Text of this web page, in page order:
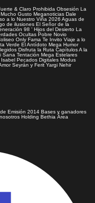
& Claro Prohibida Obsesión La
Mucho Gusto Meganoticias Dale
a lo Nuestro Viña 2026 Aguas de
de ilusiones El Señor de la
98 ' Hijos del Desierto La
Ocultas Pobre Novio
Only Fama Te Invito Viaje a lo
Verde El Antídoto Mega Humor
Disfruta la Ruta CapítulosA la
Sana Tentación Mega Estelares
Isabel Pecados Digitales Modus
Seyrán y Ferit Yargi Nehir
Emisión 2014 Bases y ganadores
Holding Bethia Área